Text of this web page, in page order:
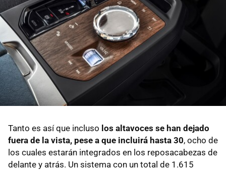
Tanto es así que incluso los altavoces se han dejado
fuera de la vista, pese a que incluirá hasta 30, ocho de
los cuales estarán integrados en los reposacabezas de
delante y atrás. Un sistema con un total de 1.615